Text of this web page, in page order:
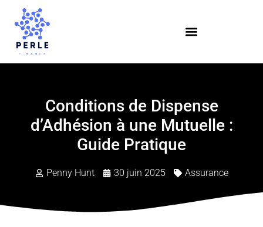
Conditions de Dispense
d’Adhésion à une Mutuelle :
Guide Pratique
Penny Hunt 30 juin 2025 Assurance